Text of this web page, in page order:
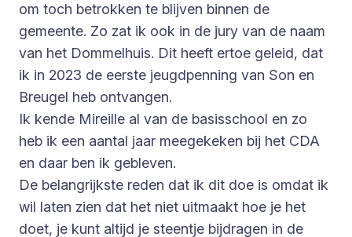
om toch betrokken te blijven binnen de
gemeente. Zo zat ik ook in de jury van de naam
van het Dommelhuis. Dit heeft ertoe geleid, dat
ik in 2023 de eerste jeugdpenning van Son en
Breugel heb ontvangen.
Ik kende Mireille al van de basisschool en zo
heb ik een aantal jaar meegekeken bij het CDA
en daar ben ik gebleven.
De belangrijkste reden dat ik dit doe is omdat ik
wil laten zien dat het niet uitmaakt hoe je het
doet, je kunt altijd je steentje bijdragen in de